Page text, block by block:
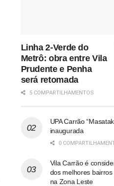
Linha 2-Verde do
Metrô: obra entre Vila
Prudente e Penha
será retomada
5 COMPARTILHAMENTOS
UPA Carrão
inaugurada
0
Vila Carrão é
dos melhores
na Zona Leste